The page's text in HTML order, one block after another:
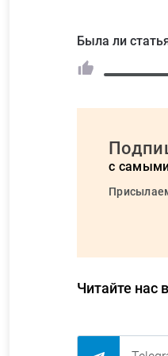
Была ли
с
Читайте нас